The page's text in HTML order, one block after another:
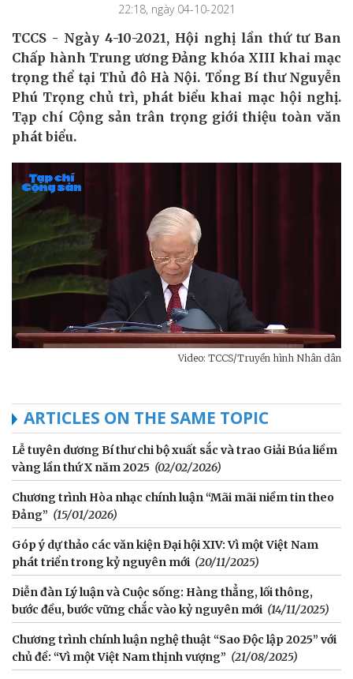
22:18, ngày 04-10-2021
TCCS - Ngày 4-10-2021, Hội nghị lần thứ tư Ban
Chấp hành Trung ương Đảng khóa XIII khai mạc
trọng thể tại Thủ đô Hà Nội. Tổng Bí thư Nguyễn
Phú Trọng chủ trì, phát biểu khai mạc hội nghị.
Tạp chí Cộng sản trân trọng giới thiệu toàn văn
phát biểu.
Video: TCCS/Truyền hình Nhân dân
ARTICLES ON THE SAME TOPIC
Lễ tuyên dương Bí thư chi bộ xuất sắc và trao Giải Búa liềm
vàng lần thứ X năm 2025 (02/02/2026)
Chương trình Hòa nhạc chính luận “Mãi mãi niềm tin theo
Đảng” (15/01/2026)
Góp ý dự thảo các văn kiện Đại hội XIV: Vì một Việt Nam
phát triển trong kỷ nguyên mới (20/11/2025)
Diễn đàn Lý luận và Cuộc sống: Hàng thẳng, lối thông,
bước đều, bước vững chắc vào kỷ nguyên mới (14/11/2025)
Chương trình chính luận nghệ thuật “Sao Độc lập 2025” với
chủ đề: “Vì một Việt Nam thịnh vượng” (21/08/2025)